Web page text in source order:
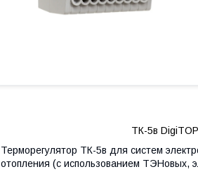
ТК-5в
Терморегулятор ТК-5в для систем
отопления (с использованием ТЭНовых,